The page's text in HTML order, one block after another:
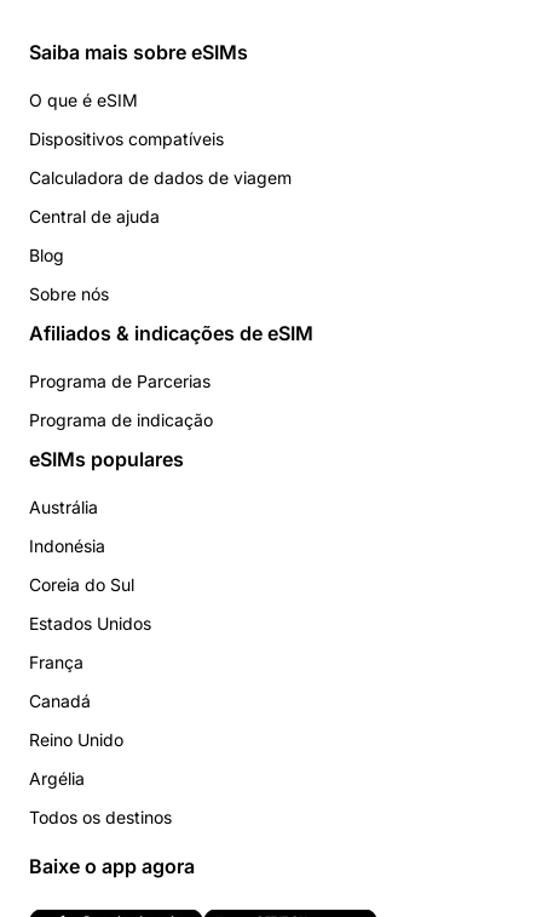
Saiba mais sobre eSIMs
O que é eSIM
Dispositivos compatíveis
Calculadora de dados de viagem
Central de ajuda
Blog
Sobre nós
Afiliados & indicações de eSIM
Programa de Parcerias
Programa de indicação
eSIMs populares
Austrália
Indonésia
Coreia do Sul
Estados Unidos
França
Canadá
Reino Unido
Argélia
Todos os destinos
Baixe o app agora